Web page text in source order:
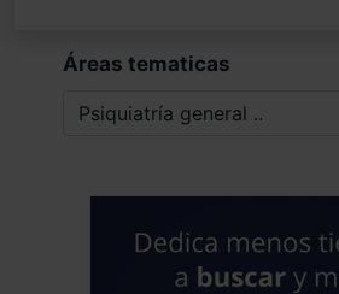
Áreas tematicas